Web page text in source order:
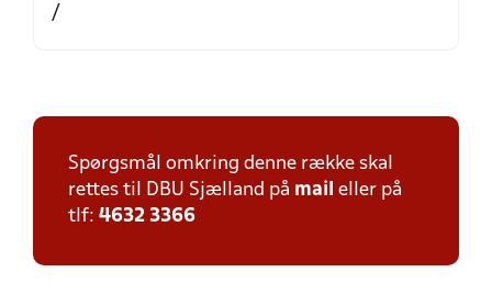
/
Spørgsmål omkring denne række skal
rettes til DBU Sjælland på mail eller på
tlf: 4632 3366